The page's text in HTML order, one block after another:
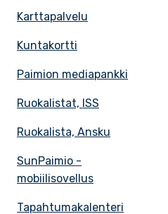
Karttapalvelu
Kuntakortti
Paimion mediapankki
Ruokalistat, ISS
Ruokalista, Ansku
SunPaimio -
mobiilisovellus
Tapahtumakalenteri